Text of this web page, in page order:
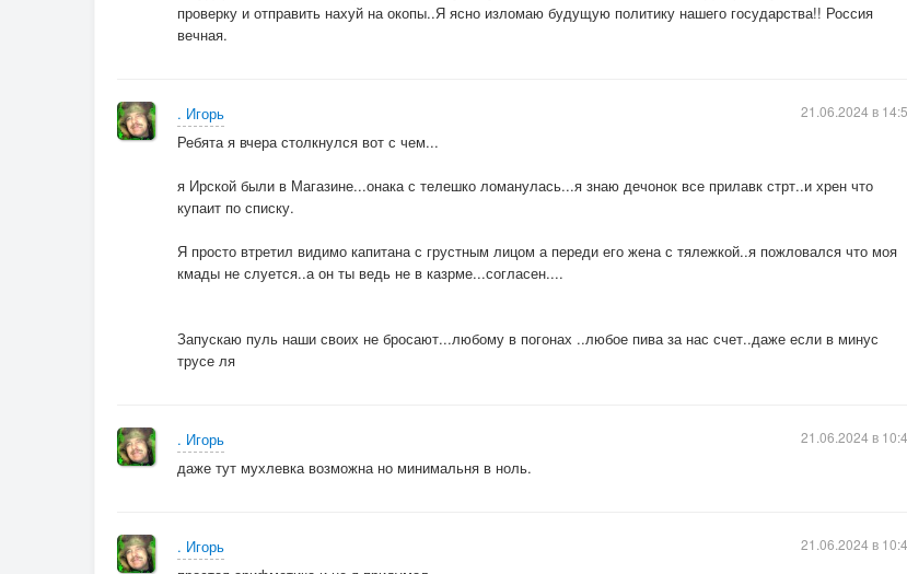
проверку и отправить нахуй на окопы..Я ясно изломаю будущую политику нашего государства!! Россия
вечная.
. Игорь
Ребята я вчера столкнулся вот с чем...
я Ирской были в Магазине...онака с телешко ломанулась...я знаю дечонок все прилавк стрт..и хрен что
купаит по списку.
Я просто втретил видимо капитана с грустным лицом а переди его жена с тялежкой..я пожловался что моя
кмады не слуется..а он ты ведь не в казрме...согласен....
Запускаю пуль наши своих не бросают...любому в погонах ..любое пива за нас счет..даже если в минус
трусе ля
21.06.2024 в
. Игорь
даже тут мухлевка возможна но минимальня в ноль.
21.06.2024 в
. Игорь
21.06.2024 в